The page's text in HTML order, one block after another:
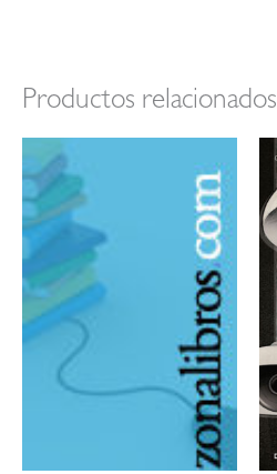
Productos relacionados